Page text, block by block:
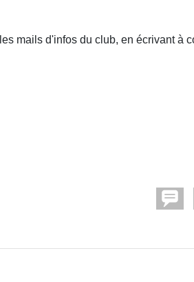
mails d'infos du club, en écrivant à